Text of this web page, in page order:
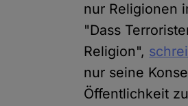
nur Religionen
"Dass
Religion",
nur seine
Öffentlichkeit